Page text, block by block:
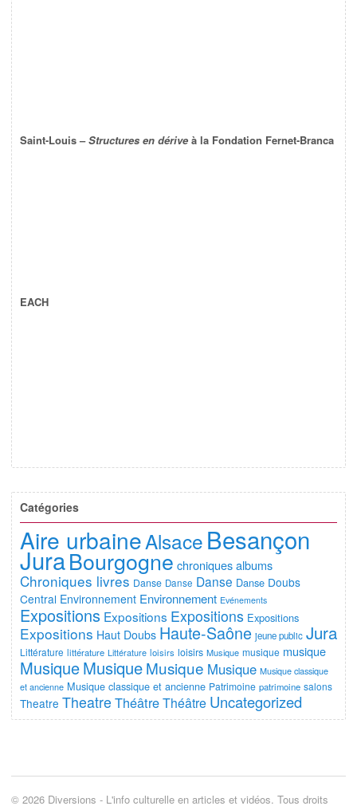
Saint-Louis –Structures en dérive à la Fondation Fernet-Branca
EACH
Catégories
Aire urbaineAlsace Besançon
JuraBourgogne chroniques albums
Chroniques livres Danse Danse Danse Danse Doubs
Central Environnement Environnement Evénements
Expositions Expositions Expositions Expositions
Expositions Haut Doubs Haute-Saône jeune public Jura
Littérature littérature Littérature loisirs loisirs Musique musique musique
MusiqueMusiqueMusique Musique Musique classique
et ancienne Musique classique et ancienne Patrimoine patrimoine salons
Theatre Theatre ThéâtreThéâtre Uncategorized
© 2026 Diversions - L'info culturelle en articles et vidéos. Tous droits